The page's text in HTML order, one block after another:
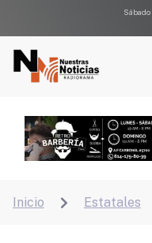
Inicio  Estatales